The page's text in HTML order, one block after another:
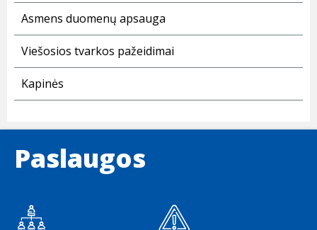
Asmens duomenų apsauga
Viešosios tvarkos pažeidimai
Kapinės
Paslaugos